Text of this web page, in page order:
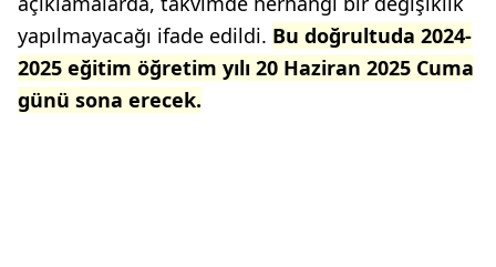
yapılmayacağı ifade edildi. Bu doğrultuda 2024-
2025 eğitim öğretim yılı 20 Haziran 2025 Cuma
günü sona erecek.